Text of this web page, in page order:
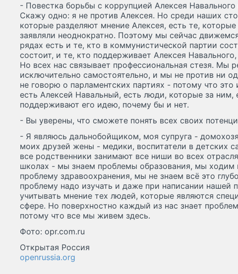
- Повестка борьбы с коррупцией Алексея Навального
Скажу одно: я не против Алексея. Но среди наших
которые разделяют мнение Алексея, есть те,
заявляли неоднократно. Поэтому мы сейчас
рядах есть и те, кто в коммунистической партии
состоит, и те, кто поддерживает Алексея
Но всех нас связывает профессиональная стезя. Мы
исключительно самостоятельно, и мы не против ни
не говорю о парламентских партиях - потому что
есть Алексей Навальный, есть люди, которые за ним,
поддерживают его идею, почему бы и нет.
- Вы уверены, что сможете понять всех своих
- Я являюсь дальнобойщиком, моя супруга -
моих друзей жены - медики, воспитатели в детских
все родственники занимают все ниши во всех
школах - мы знаем проблемы образования, мы ходим
проблему здравоохранения, мы не знаем всё это
проблему надо изучать и даже при написании
учитывать мнение тех людей, которые являются
сфере. Но поверхностно каждый из нас знает
потому что все мы живем здесь.
Фото: opr.com.ru
Открытая Россия
openrussia.org